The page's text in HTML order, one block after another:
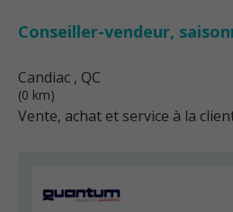
Conseiller-vendeur,
Candiac , QC
(0 km)
Vente, achat et service à la